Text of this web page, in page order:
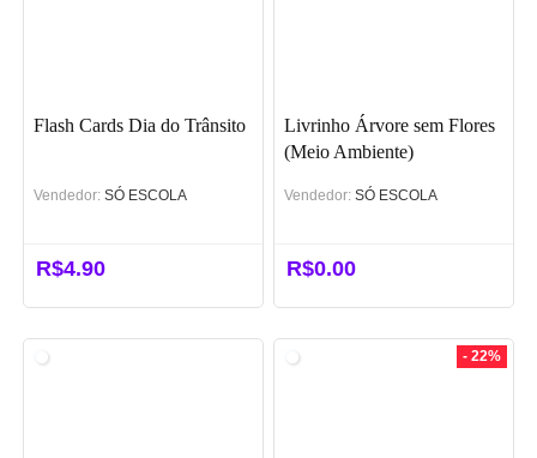
Flash Cards Dia do Trânsito
Vendedor: SÓ ESCOLA
R$4.90
Livrinho Árvore sem Flores
(Meio Ambiente)
Vendedor: SÓ ESCOLA
R$0.00
- 22%